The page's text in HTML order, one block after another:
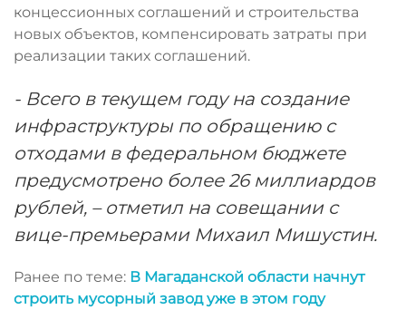
концессионных соглашений и строительства
новых объектов, компенсировать затраты при
реализации таких соглашений.
- Всего в текущем году на создание
инфраструктуры по обращению с
отходами в федеральном бюджете
предусмотрено более 26 миллиардов
рублей, – отметил на совещании с
вице-премьерами Михаил Мишустин.
Ранее по теме: В Магаданской области начнут
строить мусорный завод уже в этом году